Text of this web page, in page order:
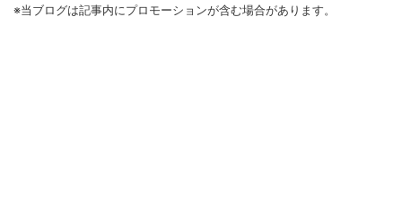
※当ブログは記事内にプロモーションが含む場合があります。